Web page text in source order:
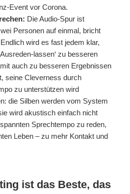
Event vor Corona.
Die Audio-Spur ist
Personen auf einmal, bricht
wird es fast jedem klar,
lassen‘ zu besseren
auch zu besseren Ergebnissen
seine Cleverness durch
zu unterstützen wird
die Silben werden vom System
wird akustisch einfach nicht
Sprechtempo zu reden,
Leben – zu mehr Kontakt und
ist das Beste, das